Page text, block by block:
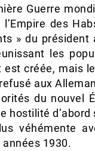
Guerre
des
» du président
les
est créée, mais
aux
du nouvel
hostilité
véhémente
1930.